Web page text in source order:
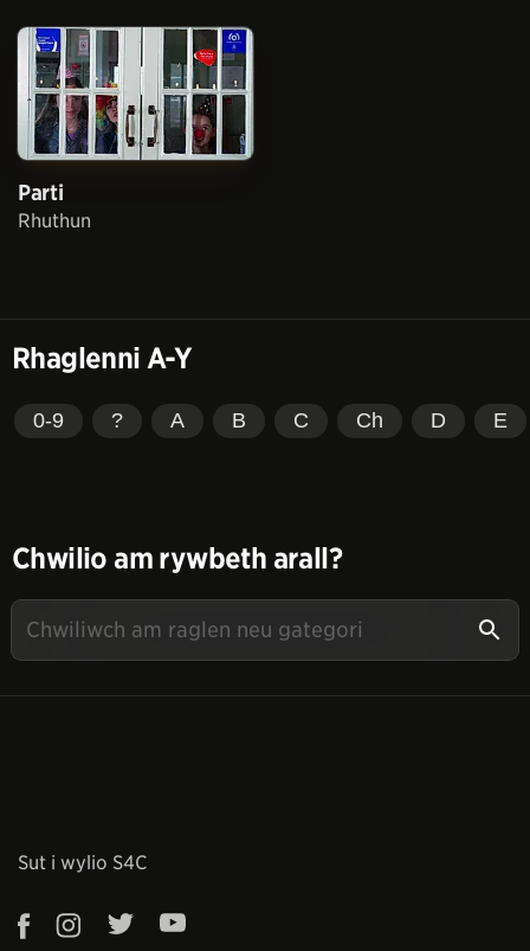
Parti
Rhuthun
Rhaglenni A-Y
0-9 ? A B C Ch D E
Chwilio am rywbeth arall?
Sut i wylio S4C